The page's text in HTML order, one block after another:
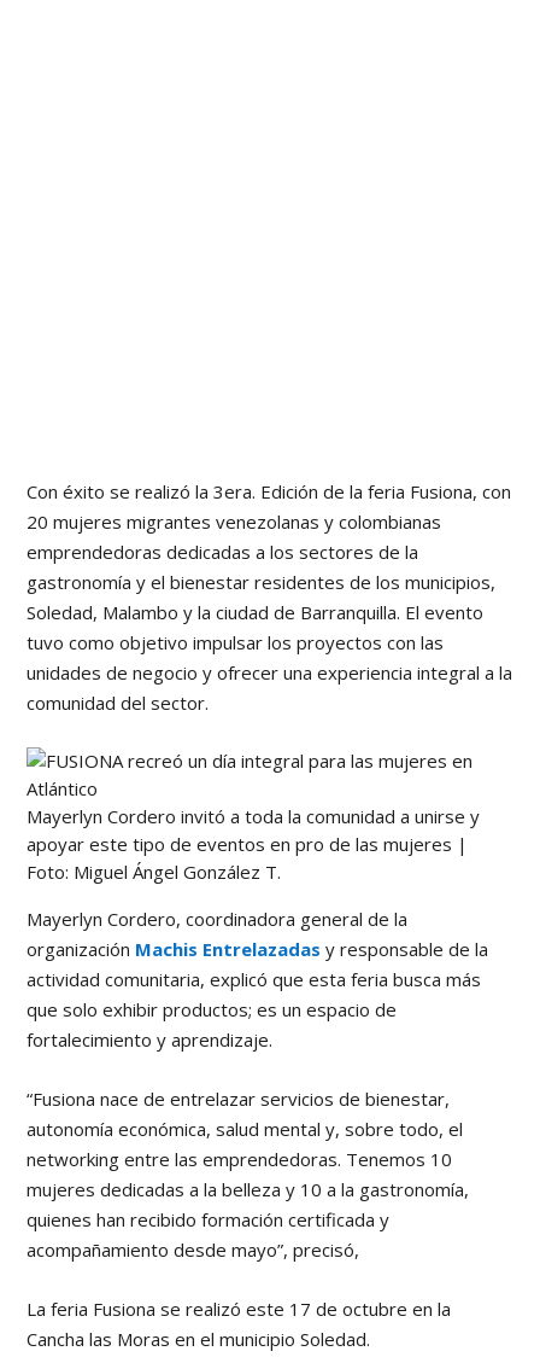
Con éxito se realizó la 3era. Edición de la feria Fusiona, con
20 mujeres migrantes venezolanas y colombianas
emprendedoras dedicadas a los sectores de la
gastronomía y el bienestar residentes de los municipios,
Soledad, Malambo y la ciudad de Barranquilla. El evento
tuvo como objetivo impulsar los proyectos con las
unidades de negocio y ofrecer una experiencia integral a la
comunidad del sector.
Mayerlyn Cordero invitó a toda la comunidad a unirse y
apoyar este tipo de eventos en pro de las mujeres |
Foto: Miguel Ángel González T.
Mayerlyn Cordero, coordinadora general de la
organización Machis Entrelazadas y responsable de la
actividad comunitaria, explicó que esta feria busca más
que solo exhibir productos; es un espacio de
fortalecimiento y aprendizaje.
“Fusiona nace de entrelazar servicios de bienestar,
autonomía económica, salud mental y, sobre todo, el
networking entre las emprendedoras. Tenemos 10
mujeres dedicadas a la belleza y 10 a la gastronomía,
quienes han recibido formación certificada y
acompañamiento desde mayo”, precisó,
La feria Fusiona se realizó este 17 de octubre en la
Cancha las Moras en el municipio Soledad.